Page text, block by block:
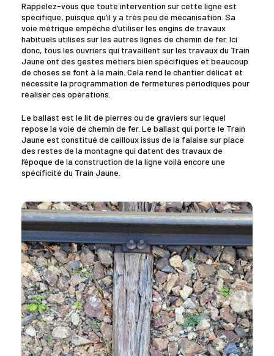
Rappelez-vous que toute intervention sur cette ligne est
spécifique, puisque qu’il y a très peu de mécanisation. Sa
voie métrique empêche d’utiliser les engins de travaux
habituels utilisés sur les autres lignes de chemin de fer. Ici
donc, tous les ouvriers qui travaillent sur les travaux du Train
Jaune ont des gestes métiers bien spécifiques et beaucoup
de choses se font à la main. Cela rend le chantier délicat et
nécessite la programmation de fermetures périodiques pour
réaliser ces opérations.
Le ballast est le lit de pierres ou de graviers sur lequel
repose la voie de chemin de fer. Le ballast qui porte le Train
Jaune est constitué de cailloux issus de la falaise sur place
des restes de la montagne qui datent des travaux de
l’époque de la construction de la ligne voilà encore une
spécificité du Train Jaune.